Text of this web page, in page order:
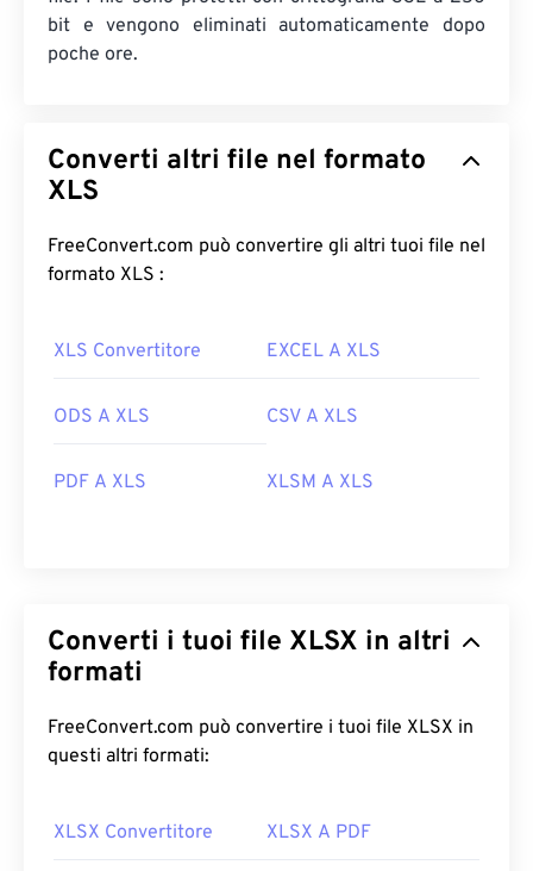
bit e vengono eliminati automaticamente dopo
poche ore.
Converti altri file nel formato
XLS
FreeConvert.com può convertire gli altri tuoi file nel
formato XLS :
XLS Convertitore EXCEL A XLS
ODS A XLS CSV A XLS
PDF A XLS XLSM A XLS
Converti i tuoi file XLSX in altri
formati
FreeConvert.com può convertire i tuoi file XLSX in
questi altri formati:
XLSX Convertitore XLSX A PDF